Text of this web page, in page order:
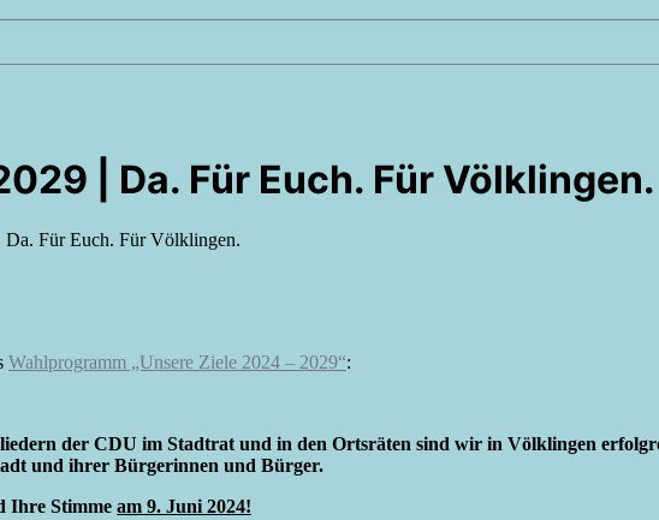
| Da. Für Euch. Für Völklingen.
Da. Für Euch. Für Völklingen.
Wahlprogramm „Unsere Ziele 2024 – 2029“:
der CDU im Stadtrat und in den Ortsräten sind wir in Völklingen
und ihrer Bürgerinnen und Bürger.
Ihre Stimme am 9. Juni 2024!